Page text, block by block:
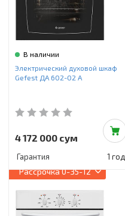
В наличии
Электрический духовой шкаф
Gefest ДА 602-02 А
4 172 000 сум
Гарантия 1 год
Рассрочка0-35-12